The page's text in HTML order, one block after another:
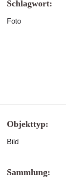
Schlagwort:
Foto
Objekttyp:
Bild
Sammlung: